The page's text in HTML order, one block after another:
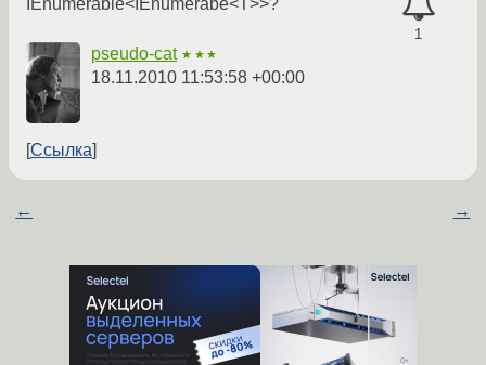
1
IEnumerable<IEnumerabe<T>>?
pseudo-cat ★★★
18.11.2010 11:53:58 +00:00
Ссылка
← →